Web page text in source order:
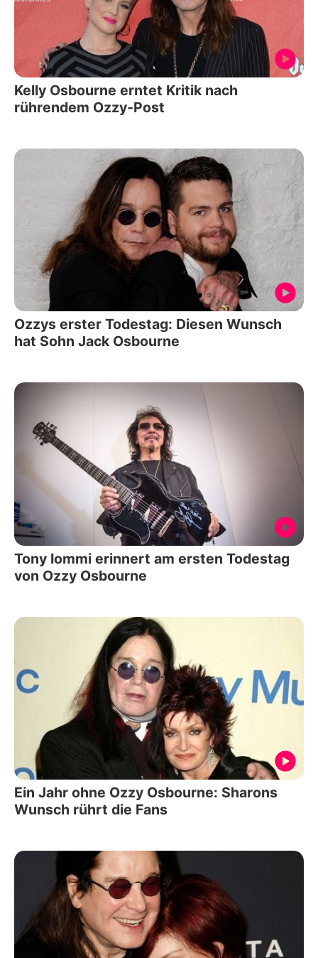
Kelly Osbourne erntet Kritik nach
rührendem Ozzy-Post
Ozzys erster Todestag: Diesen Wunsch
hat Sohn Jack Osbourne
Tony Iommi erinnert am ersten Todestag
von Ozzy Osbourne
Ein Jahr ohne Ozzy Osbourne: Sharons
Wunsch rührt die Fans